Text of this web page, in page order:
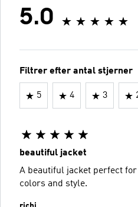
5.0
Filtrer efter antal stjerner
5 4 3
beautiful jacket
A beautiful jacket perfect
colors and style.